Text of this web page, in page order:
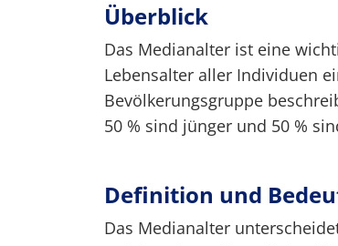
Überblick
Das Medianalter ist eine
Lebensalter aller Individuen
Bevölkerungsgruppe
50 % sind jünger und 50 %
Definition und
Das Medianalter